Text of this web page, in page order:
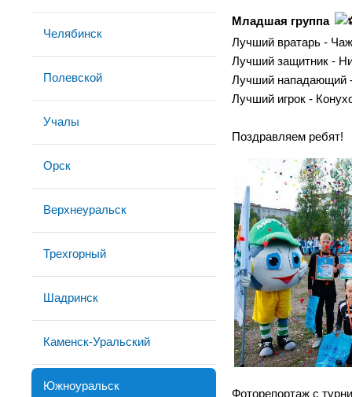
Челябинск
Полевской
Учалы
Орск
Верхнеуральск
Трехгорный
Шадринск
Каменск-Уральский
Южноуральск
Младшая группа
Лучший вратарь -
Лучший защитник -
Лучший нападающий
Лучший игрок -
Поздравляем ребят!
Фоторепортаж с